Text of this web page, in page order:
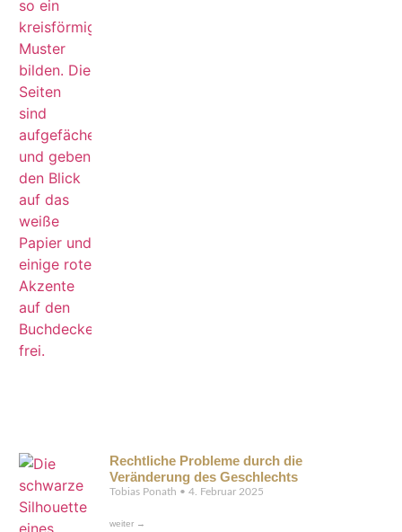
Rechtliche Probleme durch die
Veränderung des Geschlechts
Tobias Ponath 4. Februar 2025
weiter →